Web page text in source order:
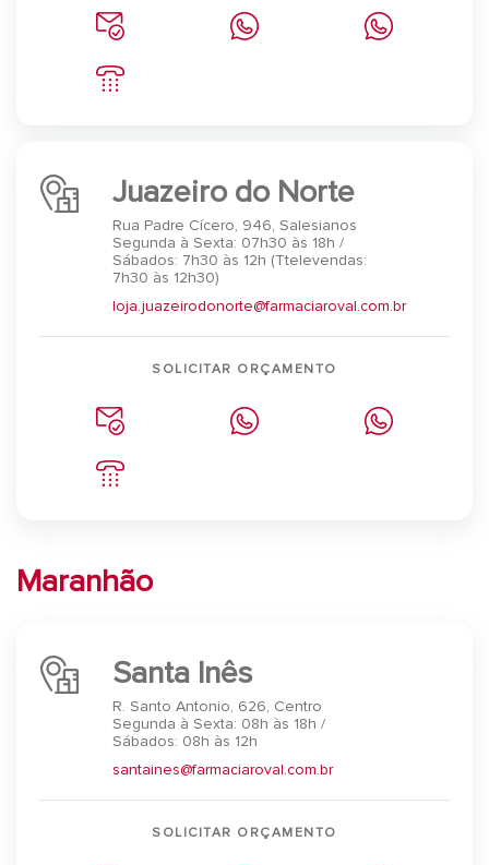
Juazeiro do Norte
Rua Padre Cícero, 946, Salesianos
Segunda à Sexta: 07h30 às 18h /
Sábados: 7h30 às 12h (Ttelevendas:
7h30 às 12h30)
loja.juazeirodonorte@farmaciaroval.com.br
SOLICITAR ORÇAMENTO
Maranhão
Santa Inês
R. Santo Antonio, 626, Centro
Segunda à Sexta: 08h às 18h /
Sábados: 08h às 12h
santaines@farmaciaroval.com.br
SOLICITAR ORÇAMENTO